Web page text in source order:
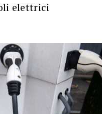
elettrici